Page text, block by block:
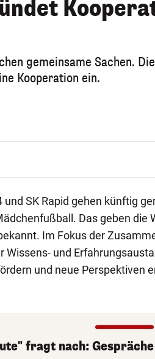
gemeinsame Sachen.
Kooperation ein.
und SK Rapid gehen künftig
Das geben die
Im Fokus der
Wissens- und
und neue Perspektiven
fragt nach: